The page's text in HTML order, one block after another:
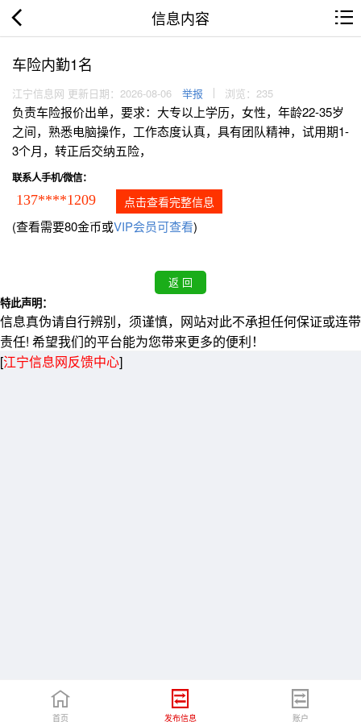
信息内容
车险内勤1名
江宁信息网 更新日期：2026-08-06 举报 浏览：235
负责车险报价出单，要求：大专以上学历，女性，年龄22-35岁
之间，熟悉电脑操作，工作态度认真，具有团队精神，试用期1-
3个月，转正后交纳五险，
联系人手机/微信：
137****1209 点击查看完整信息
(查看需要80金币或VIP会员可查看)
特此声明：
信息真伪请自行辨别，须谨慎，网站对此不承担任何保证或连带
责任! 希望我们的平台能为您带来更多的便利！
[江宁信息网反馈中心]
首页 发布信息 账户